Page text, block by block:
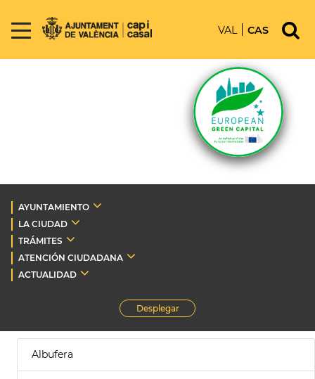
VAL CAS
AYUNTAMIENTO
LA CIUDAD
TRÁMITES
ATENCIÓN CIUDADANA
ACTUALIDAD
Desplegar
Albufera